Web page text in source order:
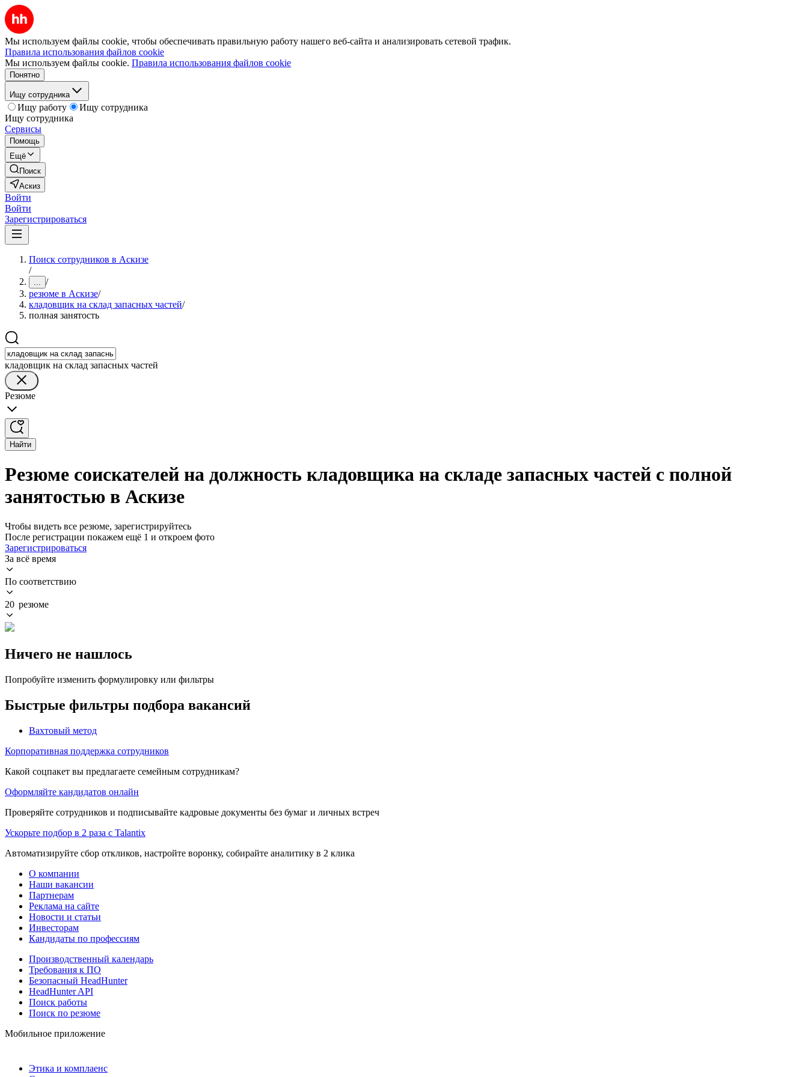
Мы используем файлы cookie, чтобы обеспечивать правильную работу нашего веб-сайта и анализировать сетевой трафик.
Правила использования файлов cookie
Мы используем файлы cookie. Правила использования файлов cookie
Понятно
Ищу сотрудника
Ищу работу
Ищу сотрудника
Ищу сотрудника
Сервисы
Помощь
Ещё
Поиск
Аскиз
Войти
Войти
Зарегистрироваться
Поиск сотрудников в Аскизе
/
... /
резюме в Аскизе/
кладовщик на склад запасных частей/
полная занятость
кладовщик на склад запасных частей
Резюме
Найти
Резюме соискателей на должность кладовщика на складе запасных частей с полной
занятостью в Аскизе
Чтобы видеть все резюме, зарегистрируйтесь
После регистрации покажем ещё 1 и откроем фото
Зарегистрироваться
За всё время
По соответствию
20 резюме
Ничего не нашлось
Попробуйте изменить формулировку или фильтры
Быстрые фильтры подбора вакансий
Вахтовый метод
Корпоративная поддержка сотрудников
Какой соцпакет вы предлагаете семейным сотрудникам?
Оформляйте кандидатов онлайн
Проверяйте сотрудников и подписывайте кадровые документы без бумаг и личных встреч
Ускорьте подбор в 2 раза с Talantix
Автоматизируйте сбор откликов, настройте воронку, собирайте аналитику в 2 клика
О компании
Наши вакансии
Партнерам
Реклама на сайте
Новости и статьи
Инвесторам
Кандидаты по профессиям
Производственный календарь
Требования к ПО
Безопасный HeadHunter
HeadHunter API
Поиск работы
Поиск по резюме
Мобильное приложение
Этика и комплаенс